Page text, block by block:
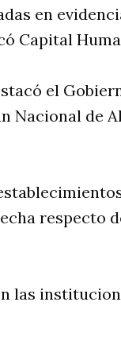
en
Capital
el
Nacional de
respecto
las